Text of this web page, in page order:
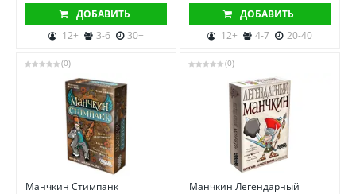
ДОБАВИТЬ
12+
3-6 30+
ДОБАВИТЬ
12+
4-7 20-40
(0)
Манчкин Стимпанк
(0)
Манчкин Легендарный